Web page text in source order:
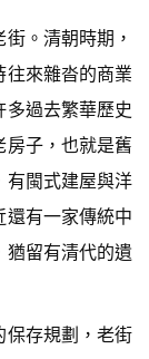
。清朝時期，
往來雜沓的商業
多過去繁華歷史
房子，也就是舊
有閩式建屋與洋
還有一家傳統中
猶留有清代的遺
保存規劃，老街